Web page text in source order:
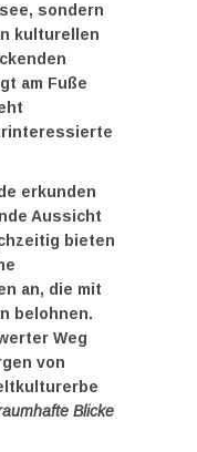
sondern
kulturellen
am Fuße
erkunden
Aussicht
bieten
an, die mit
belohnen.
Weg
von
Blicke